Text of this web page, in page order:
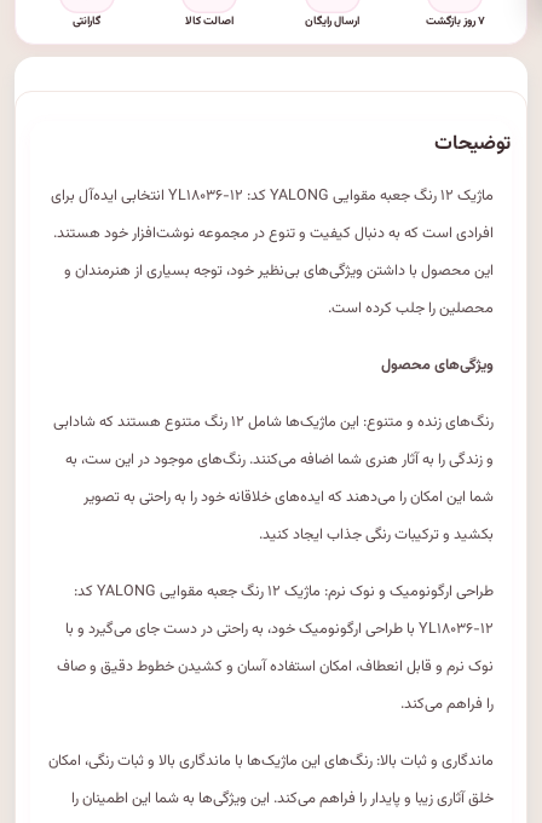
۷ روز بازگشت ارسال رایگان اصالت کالا گارانتی
توضیحات
ماژیک ۱۲ رنگ جعبه مقوایی YALONG کد: YL۱۸۰۳۶-۱۲ انتخابی ایده‌آل برای
افرادی است که به دنبال کیفیت و تنوع در مجموعه نوشت‌افزار خود هستند.
این محصول با داشتن ویژگی‌های بی‌نظیر خود، توجه بسیاری از هنرمندان و
محصلین را جلب کرده است.
ویژگی‌های محصول
رنگ‌های زنده و متنوع: این ماژیک‌ها شامل ۱۲ رنگ متنوع هستند که شادابی
و زندگی را به آثار هنری شما اضافه می‌کنند. رنگ‌های موجود در این ست، به
شما این امکان را می‌دهند که ایده‌های خلاقانه خود را به راحتی به تصویر
بکشید و ترکیبات رنگی جذاب ایجاد کنید.
طراحی ارگونومیک و نوک نرم: ماژیک ۱۲ رنگ جعبه مقوایی YALONG کد:
YL۱۸۰۳۶-۱۲ با طراحی ارگونومیک خود، به راحتی در دست جای می‌گیرد و با
نوک نرم و قابل انعطاف، امکان استفاده آسان و کشیدن خطوط دقیق و صاف
را فراهم می‌کند.
ماندگاری و ثبات بالا: رنگ‌های این ماژیک‌ها با ماندگاری بالا و ثبات رنگی، امکان
خلق آثاری زیبا و پایدار را فراهم می‌کند. این ویژگی‌ها به شما این اطمینان را